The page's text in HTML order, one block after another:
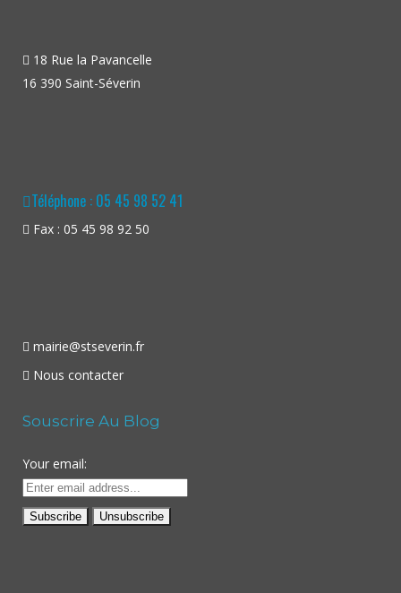
18 Rue la Pavancelle
16 390 Saint-Séverin
Téléphone : 05 45 98 52 41
Fax : 05 45 98 92 50
mairie@stseverin.fr
Nous contacter
Souscrire Au Blog
Your email: